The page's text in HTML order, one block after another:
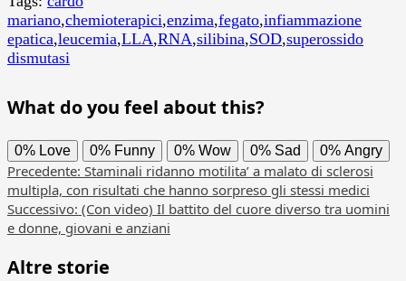
mariano,chemioterapici,enzima,fegato,infiammazione
epatica,leucemia,LLA,RNA,silibina,SOD,superossido
dismutasi
What do you feel about this?
0% Love 0% Funny 0% Wow 0% Sad 0% Angry
Navigazione
articolo
Precedente: Staminali ridanno motilita’ a malato di sclerosi
multipla, con risultati che hanno sorpreso gli stessi medici
Successivo: (Con video) Il battito del cuore diverso tra uomini
e donne, giovani e anziani
Altre storie